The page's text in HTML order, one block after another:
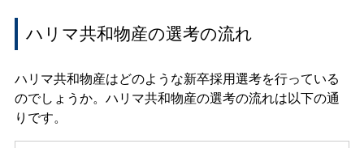
ハリマ共和物産の選考の流れ
ハリマ共和物産はどのような新卒採用選考を行っている
のでしょうか。ハリマ共和物産の選考の流れは以下の通
りです。